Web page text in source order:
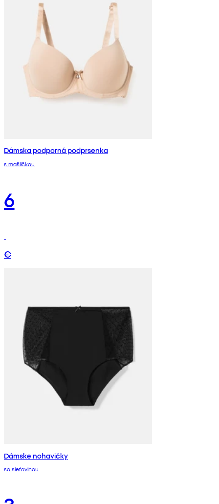
Dámska podporná podprsenka
s mašličkou
6
€
Dámske nohavičky
so sieťovinou